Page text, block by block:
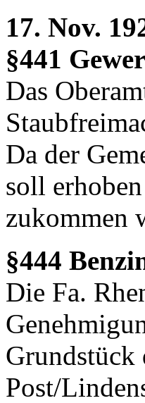
17. Nov.
§441
Das
Da der
soll
zukommen
§444
Die Fa.
Grundstück
Post/